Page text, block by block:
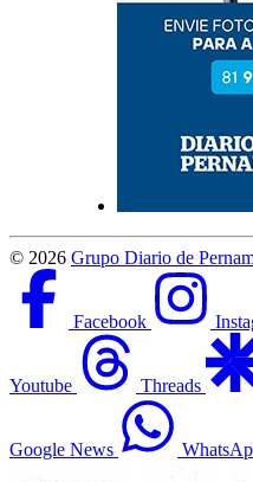
© 2026 Grupo Diario de
Facebook
Youtube Threads
Google News